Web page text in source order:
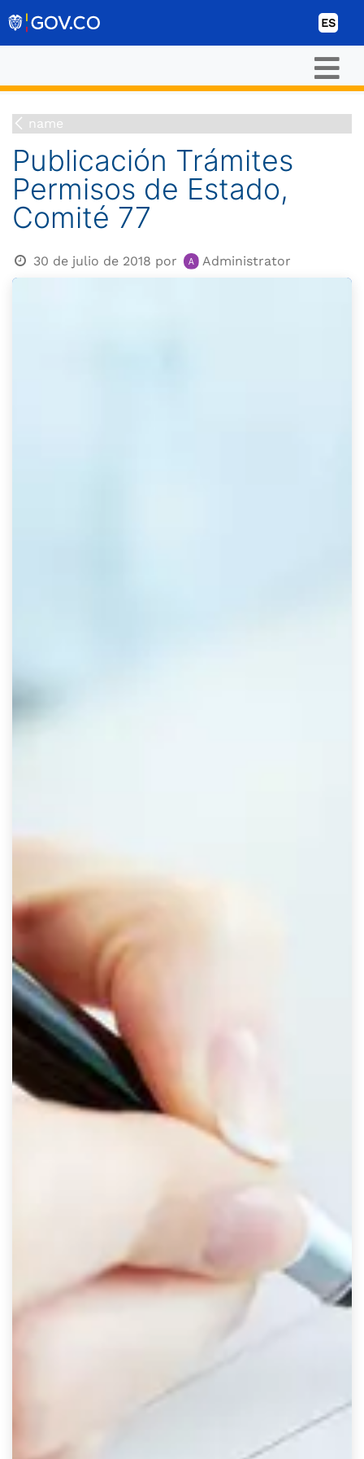
ES
name
Publicación Trámites
Permisos de Estado,
Comité 77
30 de julio de 2018 por Administrator